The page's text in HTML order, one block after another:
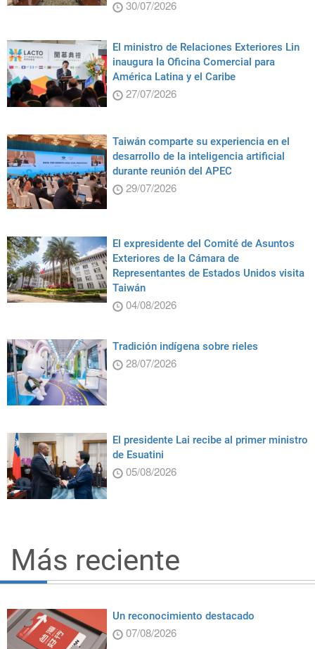
30/07/2026
El ministro de Relaciones Exteriores Lin
inaugura la Oficina Comercial para
América Latina y el Caribe
27/07/2026
Taiwán comparte su experiencia en el
desarrollo de la inteligencia artificial
durante reunión del APEC
29/07/2026
El expresidente del Comité de Asuntos
Exteriores de la Cámara de
Representantes de Estados Unidos visita
Taiwán
04/08/2026
Tradición indígena sobre rieles
28/07/2026
El presidente Lai recibe al primer ministro
de Esuatini
05/08/2026
Más reciente
Un reconocimiento destacado
07/08/2026